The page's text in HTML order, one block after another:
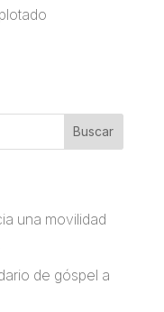
una movilidad
de góspel a